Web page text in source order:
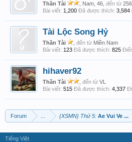
Thần Tài , Nam, 46, đến từ
Bài viết: 1,200 Đã được thích: 3,584
Tài Lộc Song Hỷ
Thần Tài đến từ Miền Nam
Bài viết: 123 Đã được thích: 825
hihaver92
Thần Tài đến từ VL
Bài viết: 515 Đã được thích: 4,337
Forum {XSMN} Thứ 5: Ae Vui Ve ...
Tiếng Việt